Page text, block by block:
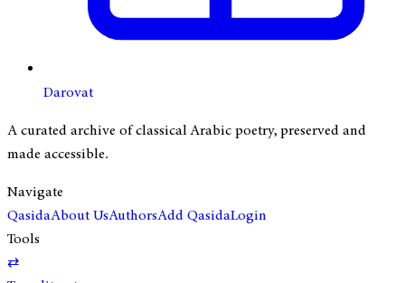
Darovat
A curated archive of classical Arabic poetry, preserved and
made accessible.
Navigate
QasidaAbout UsAuthorsAdd QasidaLogin
Tools
⇄